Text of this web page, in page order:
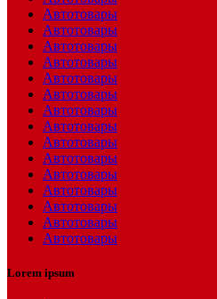
Автотовары
Автотовары
Автотовары
Автотовары
Автотовары
Автотовары
Автотовары
Автотовары
Автотовары
Автотовары
Автотовары
Автотовары
Автотовары
Автотовары
Автотовары
Lorem ipsum